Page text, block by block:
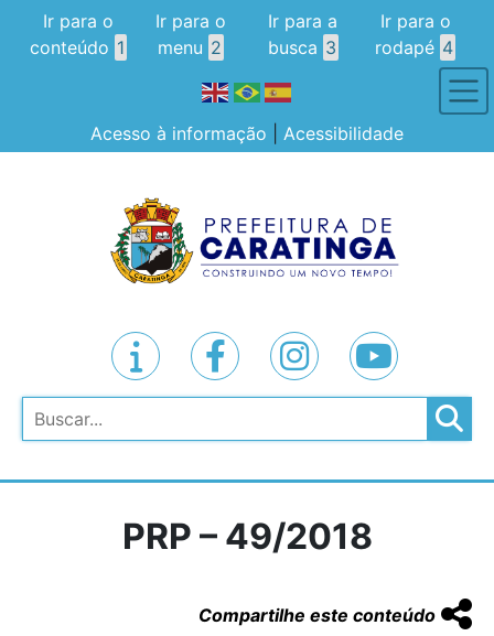
Ir para o
conteúdo 1
Ir para o
menu 2
Ir para a
busca 3
Ir para o
rodapé 4
Acesso à informação Acessibilidade
Pesquisar
PRP – 49/2018
Compartilhe este conteúdo